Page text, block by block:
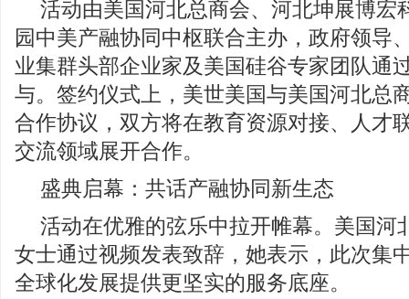
活动由美国河北总商会、河北坤展博宏
园中美产融协同中枢联合主办，政府领导
业集群头部企业家及美国硅谷专家团队通
与。签约仪式上，美世美国与美国河北总
合作协议，双方将在教育资源对接、人才
交流领域展开合作。
盛典启幕：共话产融协同新生态
活动在优雅的弦乐中拉开帷幕。美国河
女士通过视频发表致辞，她表示，此次集
全球化发展提供更坚实的服务底座。